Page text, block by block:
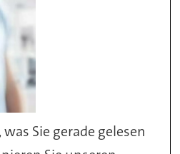
Sie gerade gelesen